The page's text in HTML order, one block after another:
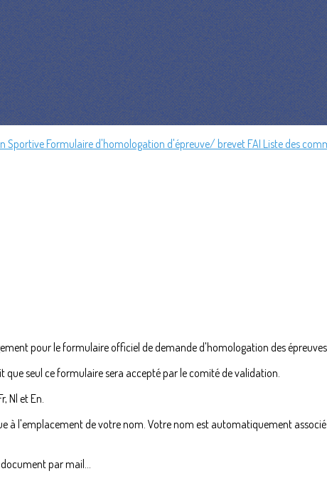
Sportive Formulaire d'homologation d'épreuve/ brevet FAI Liste des
pour le formulaire officiel de demande d'homologation des épreuves
seul ce formulaire sera accepté par le comité de validation.
Nl et En.
à l'emplacement de votre nom. Votre nom est automatiquement
par mail...